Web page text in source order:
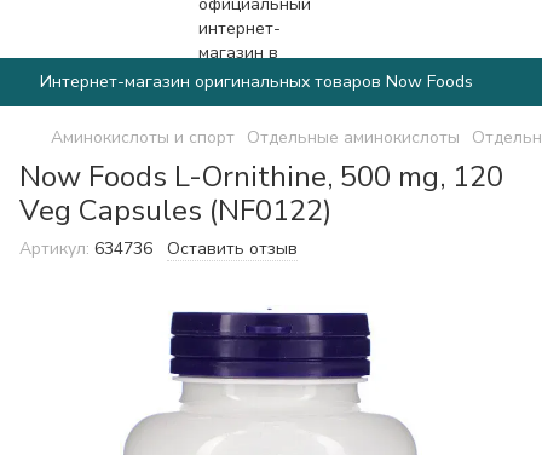
Интернет-магазин оригинальных товаров Now Foods
Аминокислоты и спорт Отдельные аминокислоты
Now Foods L-Ornithine, 500 mg, 120
Veg Capsules (NF0122)
Артикул: 634736 Оставить отзыв